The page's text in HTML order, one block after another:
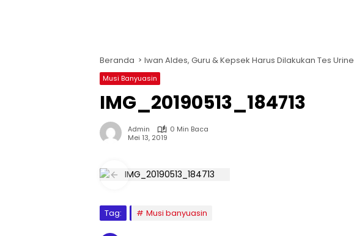
Beranda Iwan Aldes, Guru & Kepsek Harus Dilakukan Tes Urine
Musi Banyuasin
IMG_20190513_184713
Admin
0 Min Baca
Mei 13, 2019
Tag: Musi banyuasin